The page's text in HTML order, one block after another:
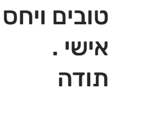
טובים ויחס
אישי .
תודה